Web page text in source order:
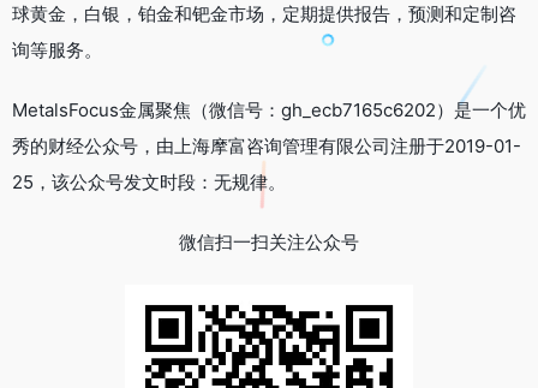
球黄金，白银，铂金和钯金市场，定期提供报告，预测和定制咨
询等服务。
MetalsFocus金属聚焦（微信号：gh_ecb7165c6202）是一个优
秀的财经公众号，由上海摩富咨询管理有限公司注册于2019-01-
25，该公众号发文时段：无规律。
微信扫一扫关注公众号